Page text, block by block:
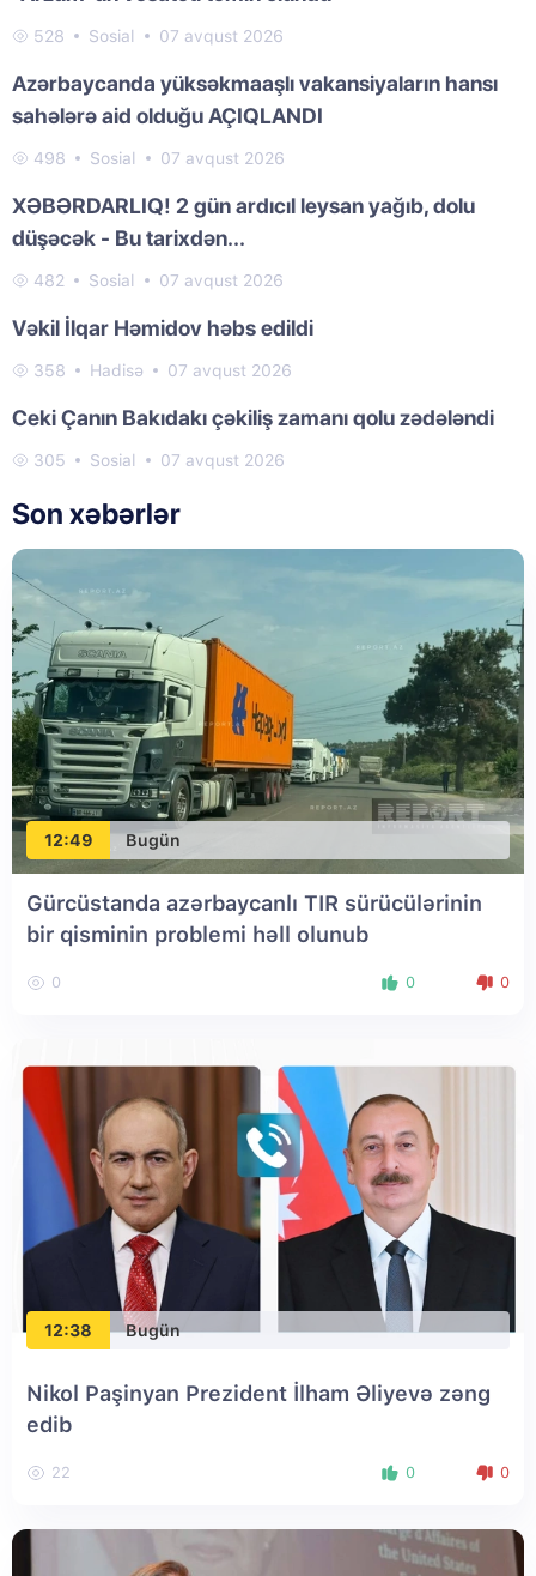
528 Sosial 07 avqust 2026
Azərbaycanda yüksəkmaaşlı vakansiyaların hansı
sahələrə aid olduğu AÇIQLANDI
498 Sosial 07 avqust 2026
XƏBƏRDARLIQ! 2 gün ardıcıl leysan yağıb, dolu
düşəcək - Bu tarixdən...
482 Sosial 07 avqust 2026
Vəkil İlqar Həmidov həbs edildi
358 Hadisə 07 avqust 2026
Ceki Çanın Bakıdakı çəkiliş zamanı qolu zədələndi
305 Sosial 07 avqust 2026
Son xəbərlər
12:49 Bugün
Gürcüstanda azərbaycanlı TIR sürücülərinin
bir qisminin problemi həll olunub
0 0 0
12:38 Bugün
Nikol Paşinyan Prezident İlham Əliyevə zəng
edib
22 0 0